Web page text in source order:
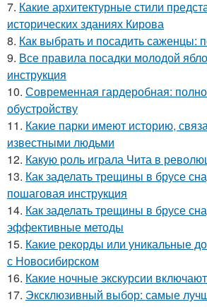
7. Какие архитектурные стили
исторических зданиях Кирова
8. Как выбрать и посадить саженцы:
9. Все правила посадки молодой
инструкция
10. Современная гардеробная:
обустройству
11. Какие парки имеют историю,
известными людьми
12. Какую роль играла Чита в
13. Как заделать трещины в брусе
пошаговая инструкция
14. Как заделать трещины в брусе
эффективные методы
15. Какие рекорды или уникальные
с Новосибирском
16. Какие ночные экскурсии
17. Эксклюзивный выбор: самые